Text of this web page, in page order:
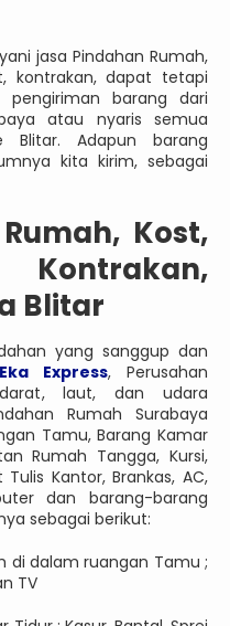
jasa Pindahan Rumah,
kontrakan, dapat tetapi
barang dari
atau nyaris semua
Blitar. Adapun barang
kita kirim, sebagai
Kost,
Blitar
yang sanggup dan
Express, Perusahan
laut, dan udara
Rumah Surabaya
Tamu, Barang Kamar
Rumah Tangga, Kursi,
Kantor, Brankas, AC,
dan barang-barang
sebagai berikut:
di dalam ruangan Tamu ;
TV